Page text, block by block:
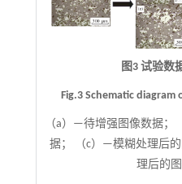
图3 试验数
Fig.3 Schematic
（a）—待增强图像数据
据； （c）—模糊处理后
理后的图